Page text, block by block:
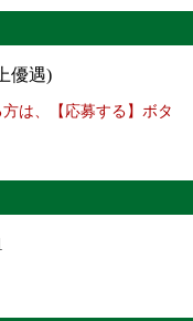
優遇)
は、【応募する】ボタ